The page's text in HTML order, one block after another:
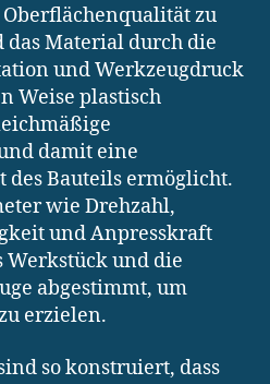
zu
das Material durch die
und Werkzeugdruck
Weise plastisch
damit eine
des Bauteils ermöglicht.
wie Drehzahl,
und Anpresskraft
Werkstück und die
abgestimmt, um
erzielen.
so konstruiert, dass